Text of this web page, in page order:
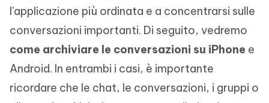
l'applicazione più ordinata e a concentrarsi sulle
conversazioni importanti. Di seguito, vedremo
come archiviare le conversazioni su iPhone e
Android. In entrambi i casi, è importante
ricordare che le chat, le conversazioni, i gruppi o